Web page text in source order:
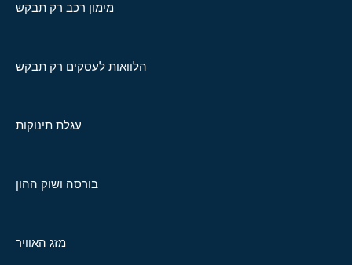
מימון רכב רק תבקש
הלוואות לעסקים רק תבקש
עגלת תינוקות
בורסה ושוק ההון
מזג האוויר